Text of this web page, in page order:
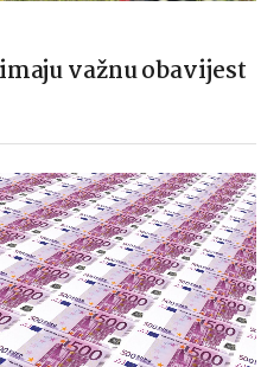
važnu obavijest